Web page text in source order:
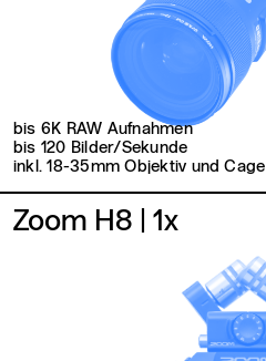
bis 6K RAW Aufnahmen
bis 120 Bilder/Sekunde
inkl. 18-35mm Objektiv und Cage
Zoom H8 | 1x